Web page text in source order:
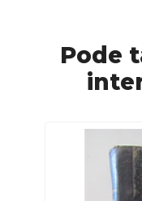
Pode